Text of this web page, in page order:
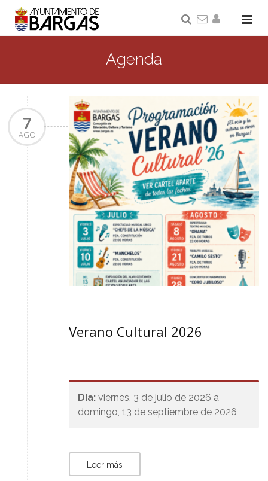
Agenda
7
AGO
Verano Cultural 2026
Día: viernes, 3 de julio de 2026 a
domingo, 13 de septiembre de 2026
Leer más